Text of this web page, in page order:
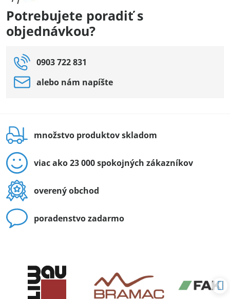
Potrebujete poradiť s
objednávkou?
0903 722 831
alebo nám napíšte
množstvo produktov skladom
viac ako 23 000 spokojných zákazníkov
overený obchod
poradenstvo zadarmo